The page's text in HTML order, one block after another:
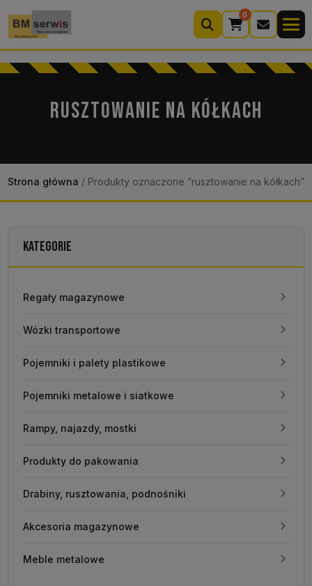
0
Wyszukiwarka
produktów
Kontakt 22 633 33 11
RUSZTOWANIE NA KÓŁKACH
Strona główna /Produkty oznaczone “rusztowanie na kółkach”
KATEGORIE
Regały magazynowe
Wózki transportowe
Pojemniki i palety plastikowe
Pojemniki metalowe i siatkowe
Rampy, najazdy, mostki
Produkty do pakowania
Drabiny, rusztowania, podnośniki
Akcesoria magazynowe
Meble metalowe